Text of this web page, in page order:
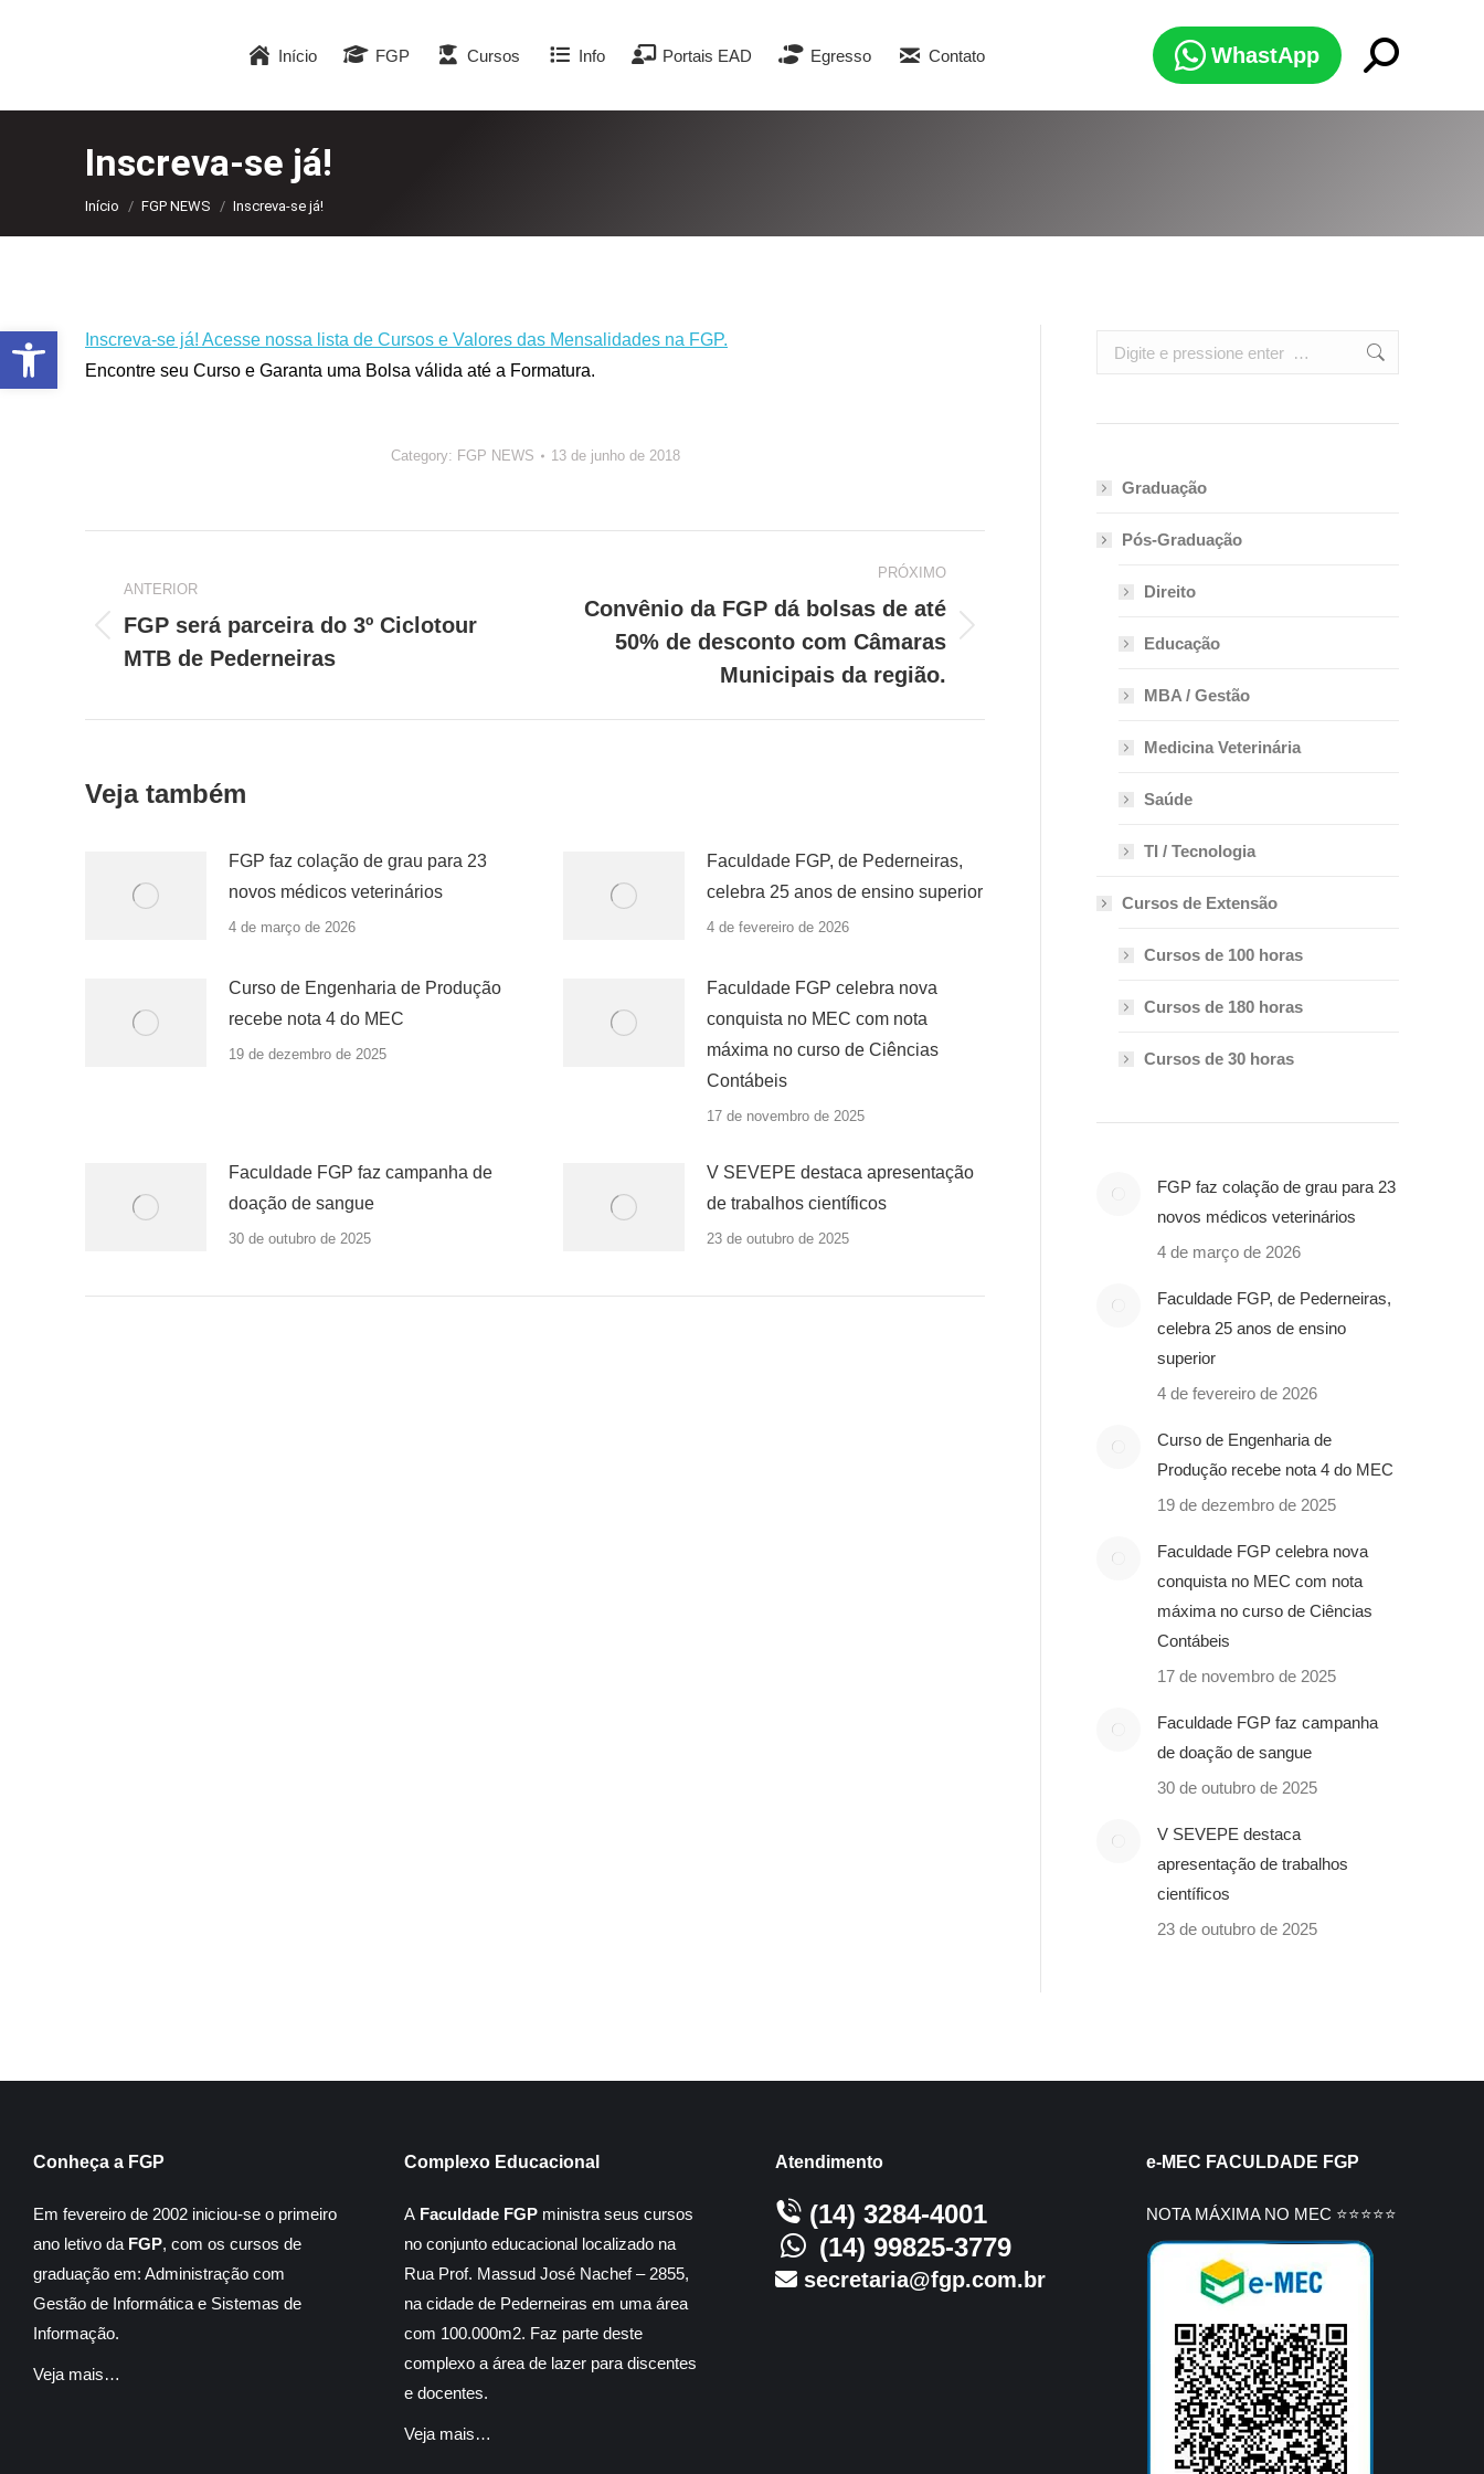
Início FGP Cursos Info Portais EAD Egresso Contato WhastApp Search:
Inscreva-se já!
Você está aqui:
Início FGP NEWS Inscreva-se já!
Inscreva-se já! Acesse nossa lista de Cursos e Valores das Mensalidades na FGP.
Encontre seu Curso e Garanta uma Bolsa válida até a Formatura.
Category: FGP NEWS 13 de junho de 2018
de
post:
ANTERIOR
Post
anterior:
FGP será parceira do 3º Ciclotour
MTB de Pederneiras
PRÓXIMO
Próximo
Convênio da FGP dá bolsas de até
50% de desconto com Câmaras
Municipais da região.
Veja também
FGP faz colação de grau para 23
novos médicos veterinários
4 de março de 2026
Faculdade FGP, de Pederneiras,
celebra 25 anos de ensino superior
4 de fevereiro de 2026
Curso de Engenharia de Produção
recebe nota 4 do MEC
19 de dezembro de 2025
Faculdade FGP celebra nova
conquista no MEC com nota
máxima no curso de Ciências
Contábeis
17 de novembro de 2025
Faculdade FGP faz campanha de
doação de sangue
30 de outubro de 2025
V SEVEPE destaca apresentação
de trabalhos científicos
23 de outubro de 2025
Search:
Graduação
Pós-Graduação
Direito
Educação
MBA / Gestão
Medicina Veterinária
Saúde
TI / Tecnologia
Cursos de Extensão
Cursos de 100 horas
Cursos de 180 horas
Cursos de 30 horas
FGP faz colação de grau para 23
novos médicos veterinários
4 de março de 2026
Faculdade FGP, de Pederneiras,
celebra 25 anos de ensino
superior
4 de fevereiro de 2026
Curso de Engenharia de
Produção recebe nota 4 do MEC
19 de dezembro de 2025
Faculdade FGP celebra nova
conquista no MEC com nota
máxima no curso de Ciências
Contábeis
17 de novembro de 2025
Faculdade FGP faz campanha
de doação de sangue
30 de outubro de 2025
V SEVEPE destaca
apresentação de trabalhos
científicos
23 de outubro de 2025
Conheça a FGP
Em fevereiro de 2002 iniciou-se o primeiro
ano letivo da FGP, com os cursos de
graduação em: Administração com
Gestão de Informática e Sistemas de
Informação.
Veja mais…
Complexo Educacional
A Faculdade FGP ministra seus cursos
no conjunto educacional localizado na
Rua Prof. Massud José Nachef – 2855,
na cidade de Pederneiras em uma área
com 100.000m2. Faz parte deste
complexo a área de lazer para discentes
e docentes.
Veja mais…
Atendimento
(14) 3284-4001
(14) 99825-3779
secretaria@fgp.com.br
e-MEC FACULDADE FGP
NOTA MÁXIMA NO MEC ⭐⭐⭐⭐⭐
Abrir a barra de ferramentas